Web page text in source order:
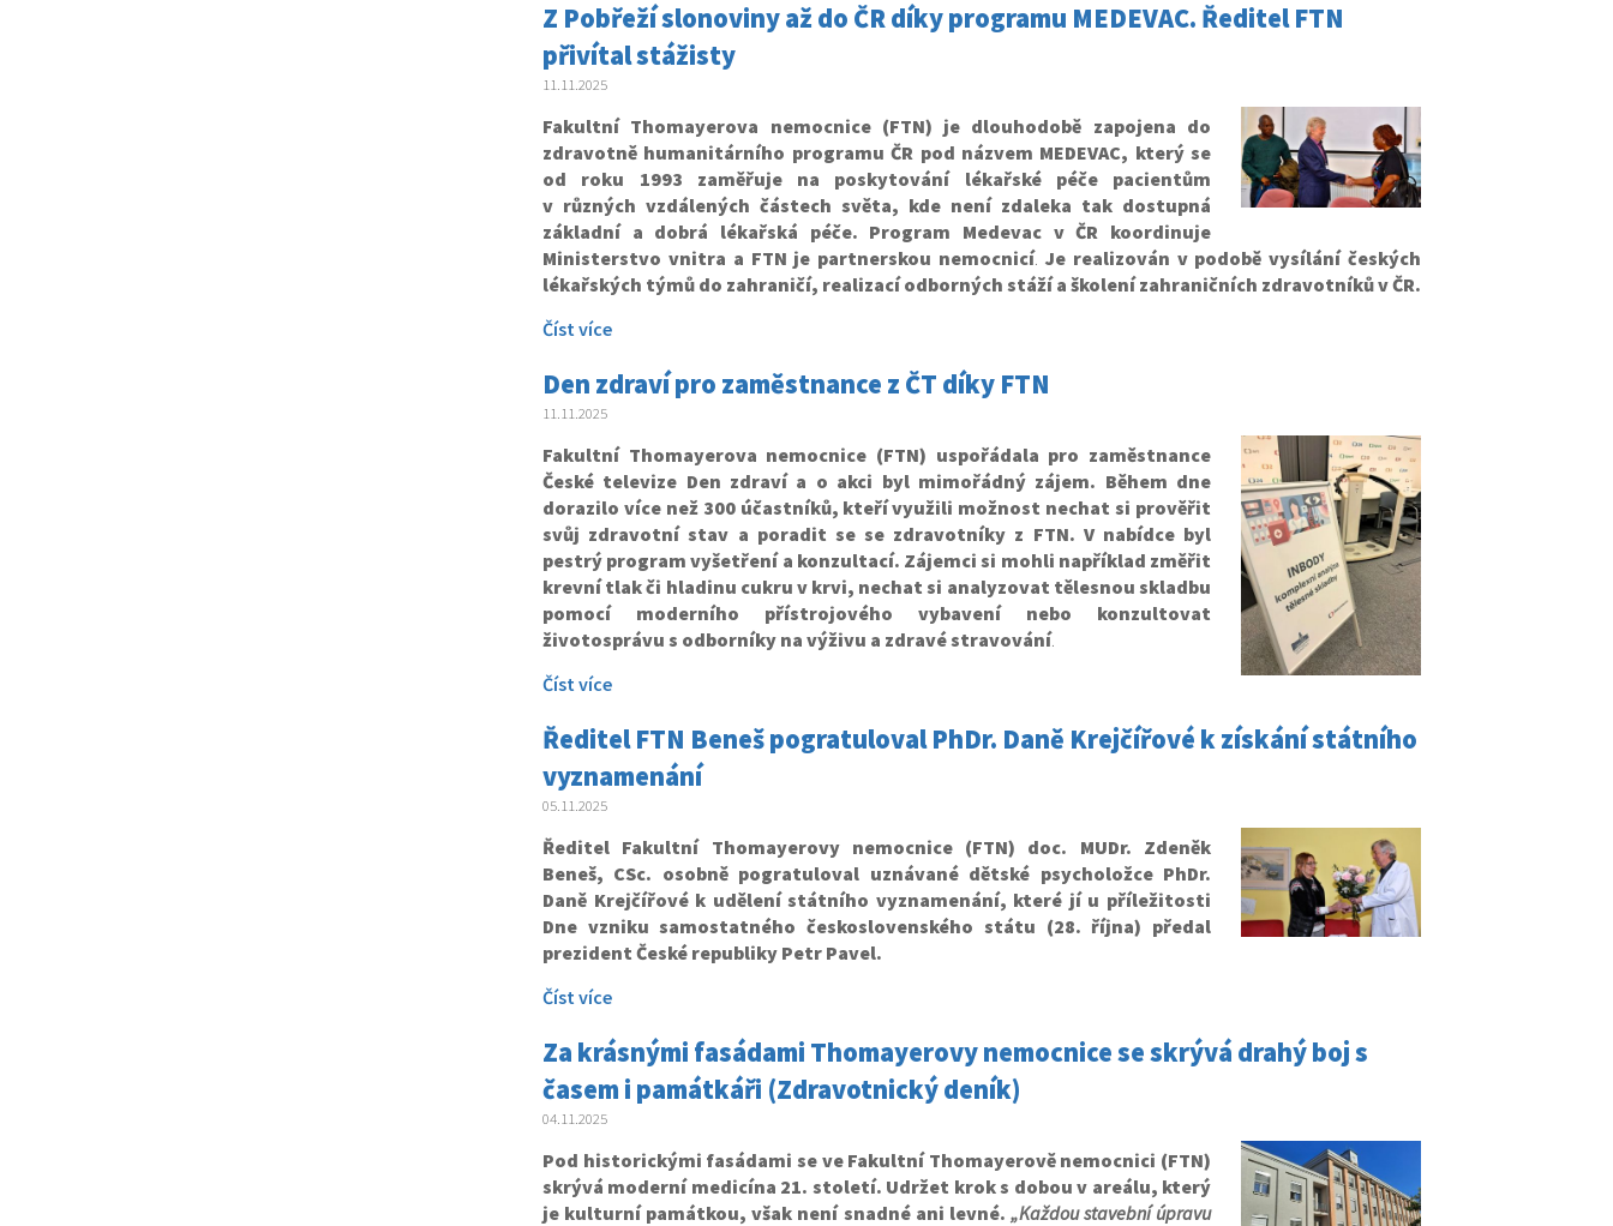
Z Pobřeží slonoviny až do ČR díky programu MEDEVAC. Ředitel FTN
přivítal stážisty
11.11.2025
Fakultní Thomayerova nemocnice (FTN) je dlouhodobě zapojena do
zdravotně humanitárního programu ČR pod názvem MEDEVAC, který se
od roku 1993 zaměřuje na poskytování lékařské péče pacientům
v různých vzdálených částech světa, kde není zdaleka tak dostupná
základní a dobrá lékařská péče. Program Medevac v ČR koordinuje
Ministerstvo vnitra a FTN je partnerskou nemocnicí. Je realizován v podobě vysílání českých
lékařských týmů do zahraničí, realizací odborných stáží a školení zahraničních zdravotníků v ČR.
Číst více
Den zdraví pro zaměstnance z ČT díky FTN
11.11.2025
Fakultní Thomayerova nemocnice (FTN) uspořádala pro zaměstnance
České televize Den zdraví a o akci byl mimořádný zájem. Během dne
dorazilo více než 300 účastníků, kteří využili možnost nechat si prověřit
svůj zdravotní stav a poradit se se zdravotníky z FTN. V nabídce byl
pestrý program vyšetření a konzultací. Zájemci si mohli například změřit
krevní tlak či hladinu cukru v krvi, nechat si analyzovat tělesnou skladbu
pomocí moderního přístrojového vybavení nebo konzultovat
životosprávu s odborníky na výživu a zdravé stravování.
Číst více
Ředitel FTN Beneš pogratuloval PhDr. Daně Krejčířové k získání státního
vyznamenání
05.11.2025
Ředitel Fakultní Thomayerovy nemocnice (FTN) doc. MUDr. Zdeněk
Beneš, CSc. osobně pogratuloval uznávané dětské psycholožce PhDr.
Daně Krejčířové k udělení státního vyznamenání, které jí u příležitosti
Dne vzniku samostatného československého státu (28. října) předal
prezident České republiky Petr Pavel.
Číst více
Za krásnými fasádami Thomayerovy nemocnice se skrývá drahý boj s
časem i památkáři (Zdravotnický deník)
04.11.2025
Pod historickými fasádami se ve Fakultní Thomayerově nemocnici (FTN)
skrývá moderní medicína 21. století. Udržet krok s dobou v areálu, který
je kulturní památkou, však není snadné ani levné. „Každou stavební úpravu